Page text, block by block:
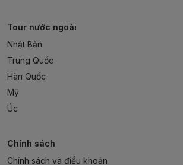
Tour nước ngoài
Nhật Bản
Trung Quốc
Hàn Quốc
Mỹ
Úc
Chính sách
Chính sách và điều khoản